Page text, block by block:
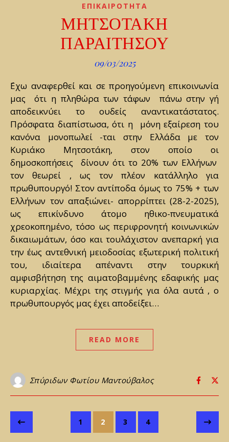
ΕΠΙΚΑΙΡΟΤΗΤΑ
ΜΗΤΣΟΤΑΚΗ
ΠΑΡΑΙΤΗΣΟΥ
09/03/2025
μας ότι η πληθώρα των τάφων πάνω στην γή
αποδεικνύει το ουδείς αναντικατάστατος.
Πρόσφατα διαπίστωσα, ότι η μόνη εξαίρεση του
κανόνα μονοπωλεί -ται στην Ελλάδα με τον
Κυριάκο Μητσοτάκη, στον οποίο οι
δημοσκοπήσεις δίνουν ότι το 20% των Ελλήνων
τον θεωρεί , ως τον πλέον κατάλληλο για
πρωθυπουργό! Στον αντίποδα όμως το 75% + των
Ελλήνων τον απαξιώνει- απορρίπτει (28-2-2025),
ως επικίνδυνο άτομο ηθικο-πνευματικά
χρεοκοπημένο, τόσο ως περιφρονητή κοινωνικών
δικαιωμάτων, όσο και τουλάχιστον ανεπαρκή για
την έως αντεθνική μειοδοσίας εξωτερική πολιτική
του, ιδιαίτερα απέναντι στην τουρκική
αμφισβήτηση της αιματοβαμμένης εδαφικής μας
κυριαρχίας. Μέχρι της στιγμής για όλα αυτά , ο
πρωθυπουργός μας έχει αποδείξει…
READ MORE
Σπύριδων Φωτίου Μαντούβαλος
1 2 3 4